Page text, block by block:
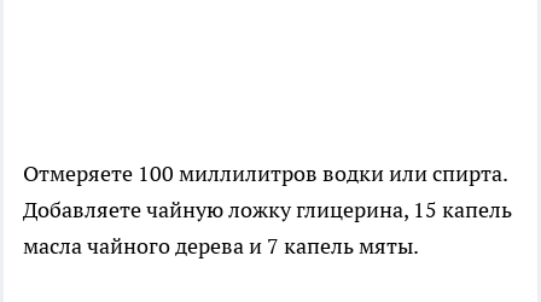
Отмеряете 100 миллилитров водки или спирта.
Добавляете чайную ложку глицерина, 15 капель
масла чайного дерева и 7 капель мяты.